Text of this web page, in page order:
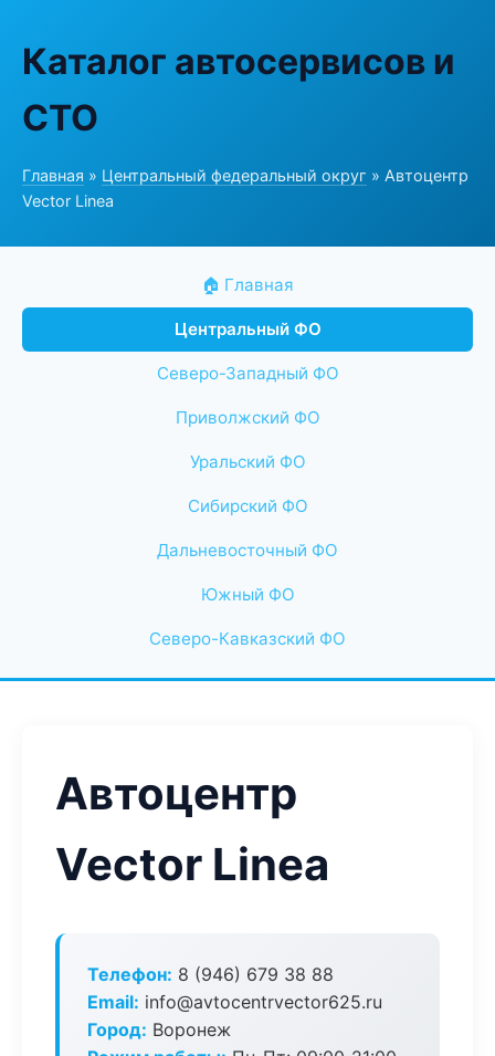
Каталог автосервисов и
СТО
Главная » Центральный федеральный округ » Автоцентр
Vector Linea
🏠 Главная
Центральный ФО
Северо-Западный ФО
Приволжский ФО
Уральский ФО
Сибирский ФО
Дальневосточный ФО
Южный ФО
Северо-Кавказский ФО
Автоцентр
Vector Linea
Телефон: 8 (946) 679 38 88
Email: info@avtocentrvector625.ru
Город: Воронеж